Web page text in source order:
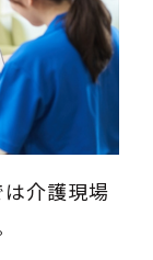
介護現場